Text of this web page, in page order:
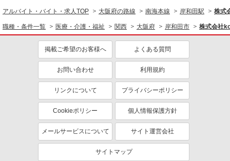
医療・介護・福祉
同じ特徴から求人を探す
ミドル（40代～）活躍中
ボーナス・賞与あり
車通勤OK
社会保険あり
産休・育休取得実績あり
アルバイト・バイト・求人TOP 大阪府の路線 南海本線 岸和田駅 株式
職種・条件一覧 医療・介護・福祉 関西 大阪府 岸和田市 株式会社
掲載ご希望のお客様へ よくある質問
お問い合わせ 利用規約
リンクについて プライバシーポリシー
Cookieポリシー 個人情報保護方針
メールサービスについて サイト運営会社
サイトマップ